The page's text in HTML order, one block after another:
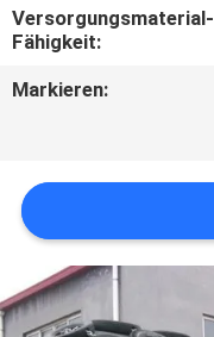
NACHRICHTEN
FÄLLE
SITEMAP
PRIVACY
POLICY
Versorgungsmaterial-
Fähigkeit:
Markieren: